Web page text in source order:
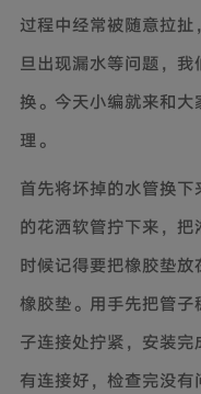
过程中经常被随意拉
旦出现漏水等问题，
换。今天小编就来和
理。
首先将坏掉的水管换
的花洒软管拧下来，
时候记得要把橡胶垫
橡胶垫。用手先把管
子连接处拧紧，安装
有连接好，检查完没有